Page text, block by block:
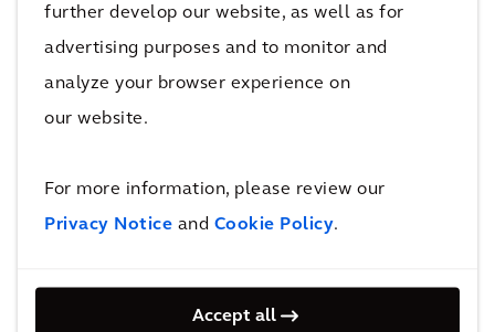
further develop our website, as well as for
advertising purposes and to monitor and
analyze your browser experience on
our website.
For more information, please review our
Privacy Notice and Cookie Policy.
Accept all
Belangrijkste stappen om je traject te
ondersteunen:
Audit van besluiten voor energiesystemen
en infrastructuur om inzicht te krijgen in